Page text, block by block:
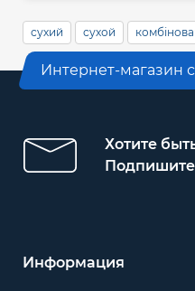
сухий сухой
Интернет-магазин
Хотите
Информация